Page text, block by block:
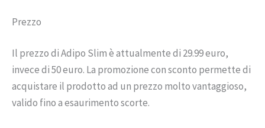
Prezzo
Il prezzo di Adipo Slim è attualmente di 29.99 euro,
invece di 50 euro. La promozione con sconto permette di
acquistare il prodotto ad un prezzo molto vantaggioso,
valido fino a esaurimento scorte.